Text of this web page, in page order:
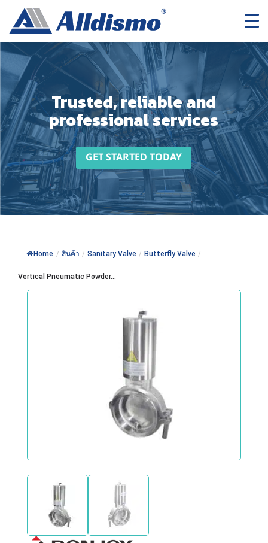
Trusted, reliable and
professional services
GET STARTED TODAY
Home / สินค้า / Sanitary Valve / Butterfly Valve /
Vertical Pneumatic Powder...